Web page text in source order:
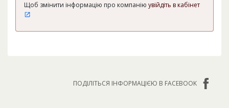
Щоб змінити інформацію про компанію увійдіть в кабінет
ПОДІЛІТЬСЯ ІНФОРМАЦІЄЮ В FACEBOOK